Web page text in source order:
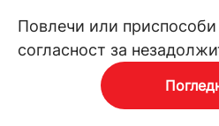
Повлечи или приспособи
согласност за